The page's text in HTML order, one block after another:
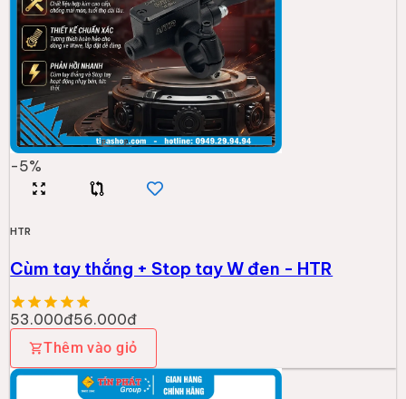
-5%
HTR
Cùm tay thắng + Stop tay W đen - HTR
53.000đ56.000đ
Thêm vào giỏ